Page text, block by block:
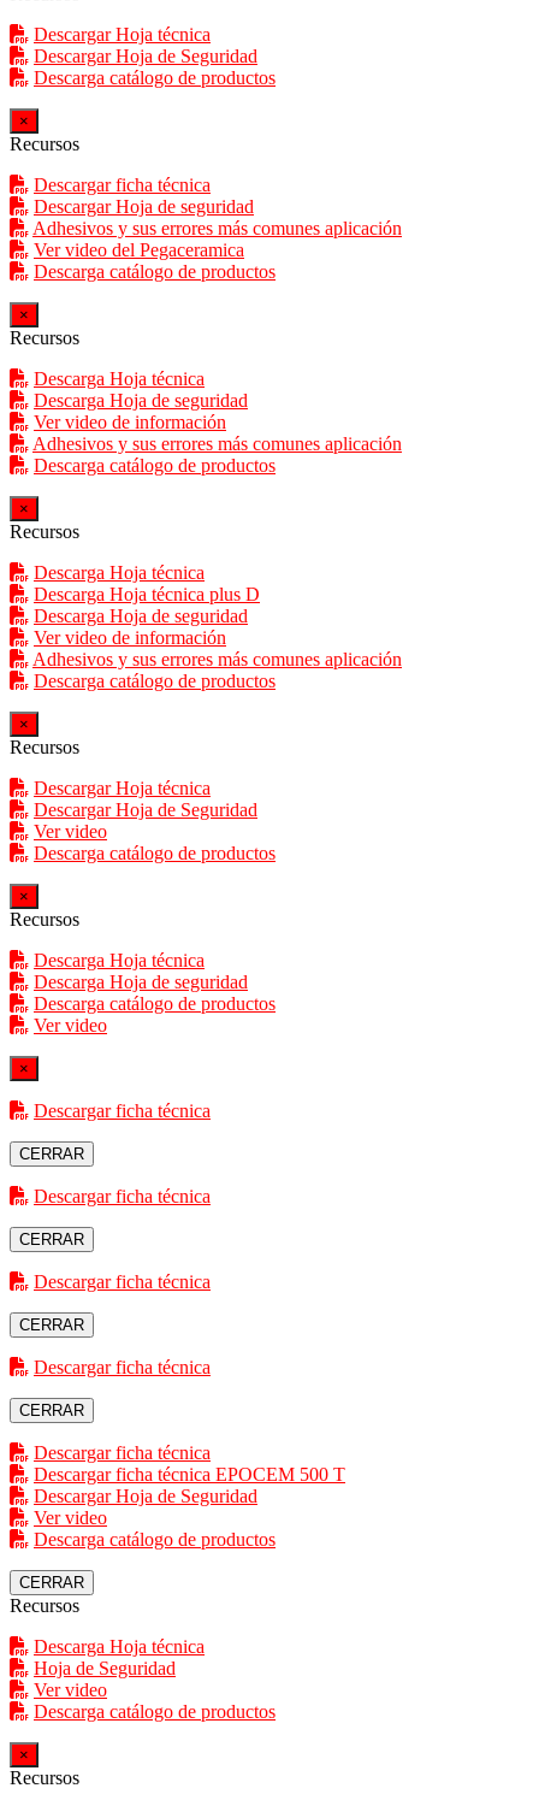
Descargar Hoja técnica
Descargar Hoja de Seguridad
Descarga catálogo de productos
×
Recursos
Descargar ficha técnica
Descargar Hoja de seguridad
Adhesivos y sus errores más comunes aplicación
Ver video del Pegaceramica
Descarga catálogo de productos
×
Recursos
Descarga Hoja técnica
Descarga Hoja de seguridad
Ver video de información
Adhesivos y sus errores más comunes aplicación
Descarga catálogo de productos
×
Recursos
Descarga Hoja técnica
Descarga Hoja técnica plus D
Descarga Hoja de seguridad
Ver video de información
Adhesivos y sus errores más comunes aplicación
Descarga catálogo de productos
×
Recursos
Descargar Hoja técnica
Descargar Hoja de Seguridad
Ver video
Descarga catálogo de productos
×
Recursos
Descarga Hoja técnica
Descarga Hoja de seguridad
Descarga catálogo de productos
Ver video
×
Descargar ficha técnica
CERRAR
Descargar ficha técnica
CERRAR
Descargar ficha técnica
CERRAR
Descargar ficha técnica
CERRAR
Descargar ficha técnica
Descargar ficha técnica EPOCEM 500 T
Descargar Hoja de Seguridad
Ver video
Descarga catálogo de productos
CERRAR
Recursos
Descarga Hoja técnica
Hoja de Seguridad
Ver video
Descarga catálogo de productos
×
Recursos